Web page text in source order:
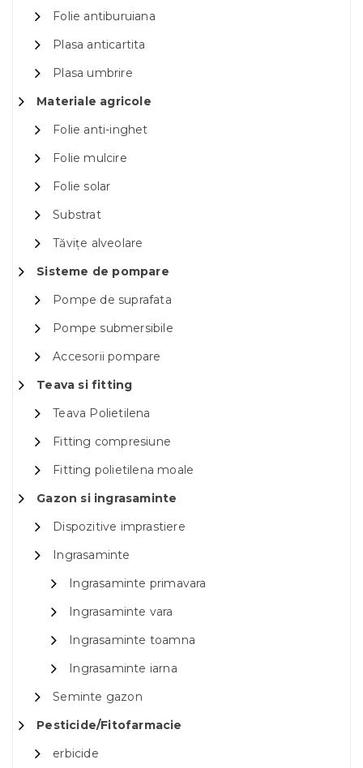
Folie antiburuiana
Plasa anticartita
Plasa umbrire
Materiale agricole
Folie anti-inghet
Folie mulcire
Folie solar
Substrat
Tăvițe alveolare
Sisteme de pompare
Pompe de suprafata
Pompe submersibile
Accesorii pompare
Teava si fitting
Teava Polietilena
Fitting compresiune
Fitting polietilena moale
Gazon si ingrasaminte
Dispozitive imprastiere
Ingrasaminte
Ingrasaminte primavara
Ingrasaminte vara
Ingrasaminte toamna
Ingrasaminte iarna
Seminte gazon
Pesticide/Fitofarmacie
erbicide